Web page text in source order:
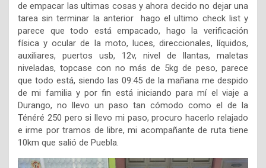
de empacar las ultimas cosas y ahora decido no dejar una
tarea sin terminar la anterior hago el ultimo check list y
parece que todo está empacado, hago la verificación
física y ocular de la moto, luces, direccionales, líquidos,
auxiliares, puertos usb, 12v, nivel de llantas, maletas
niveladas, topcase con no más de 5kg de peso, parece
que todo está, siendo las 09:45 de la mañana me despido
de mi familia y por fin está iniciando para mí el viaje a
Durango, no llevo un paso tan cómodo como el de la
Ténéré 250 pero si llevo mi paso, procuro hacerlo relajado
e irme por tramos de libre, mi acompañante de ruta tiene
10km que salió de Puebla.